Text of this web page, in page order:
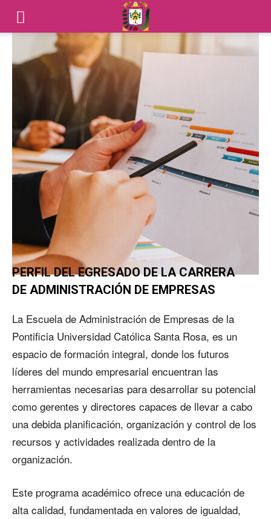
PERFIL DEL EGRESADO DE LA CARRERA
DE ADMINISTRACIÓN DE EMPRESAS
La Escuela de Administración de Empresas de la
Pontificia Universidad Católica Santa Rosa, es un
espacio de formación integral, donde los futuros
líderes del mundo empresarial encuentran las
herramientas necesarias para desarrollar su potencial
como gerentes y directores capaces de llevar a cabo
una debida planificación, organización y control de los
recursos y actividades realizada dentro de la
organización.
Este programa académico ofrece una educación de
alta calidad, fundamentada en valores de igualdad,